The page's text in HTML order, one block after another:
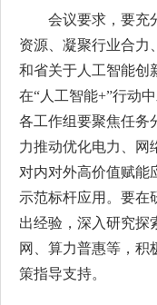
会议要求，要充
资源、凝聚行业合力
和省关于人工智能创
在“人工智能+”行动
各工作组要聚焦任务
力推动优化电力、网
对内对外高价值赋能
示范标杆应用。要在
出经验，深入研究探
网、算力普惠等，积
策指导支持。